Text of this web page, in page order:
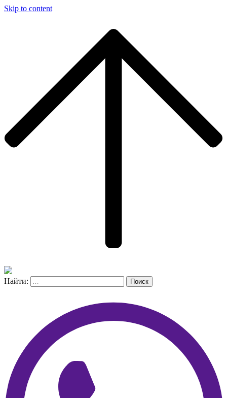
Skip to content
Найти: Поиск